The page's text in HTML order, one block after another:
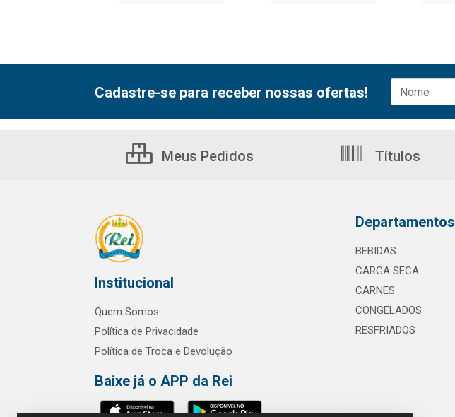
Cadastre-se para receber nossas ofertas!
Meus Pedidos Títulos
Institucional
Quem Somos
Política de Privacidade
Política de Troca e Devolução
Baixe já o APP da Rei
Departamentos
BEBIDAS
CARGA SECA
CARNES
CONGELADOS
RESFRIADOS